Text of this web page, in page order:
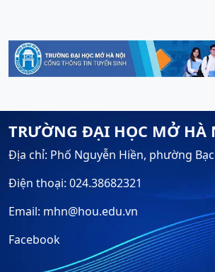
TRƯỜNG ĐẠI HỌC MỞ HÀ
Địa chỉ: Phố Nguyễn Hiền, phường
Điện thoại: 024.38682321
Email: mhn@hou.edu.vn
Facebook